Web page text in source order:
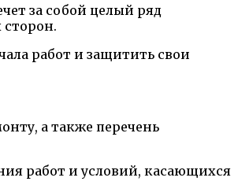
за собой целый ряд
работ и защитить свои
а также перечень
работ и условий, касающихся